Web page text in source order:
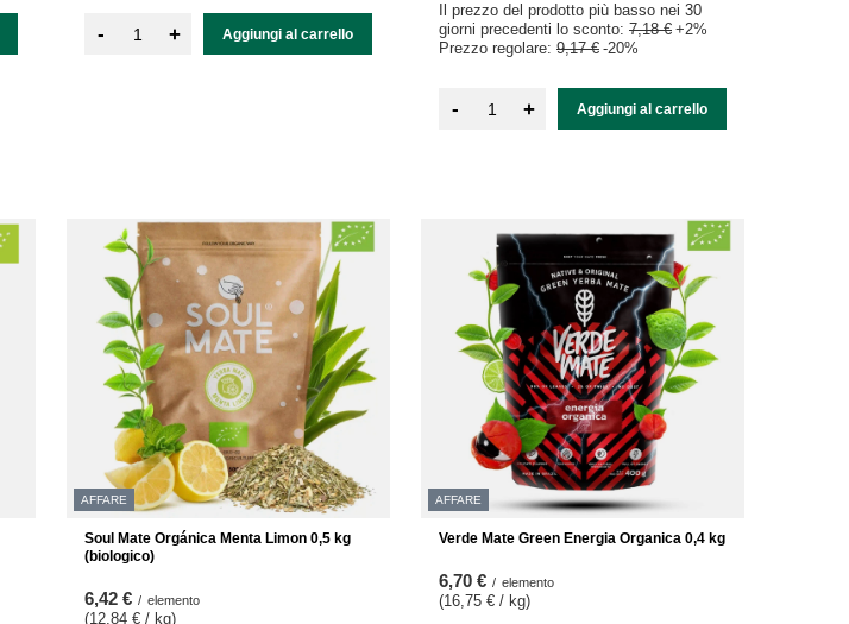
- + Aggiungi al carrello
Il prezzo del prodotto più basso nei 30
giorni precedenti lo sconto: 7,18 € +2%
Prezzo regolare: 9,17 € -20%
- + Aggiungi al carrello
AFFARE
Soul Mate Orgánica Menta Limon 0,5 kg
(biologico)
6,42 € / elemento
(12,84 € / kg)
AFFARE
Verde Mate Green Energia Organica 0,4 kg
6,70 € / elemento
(16,75 € / kg)